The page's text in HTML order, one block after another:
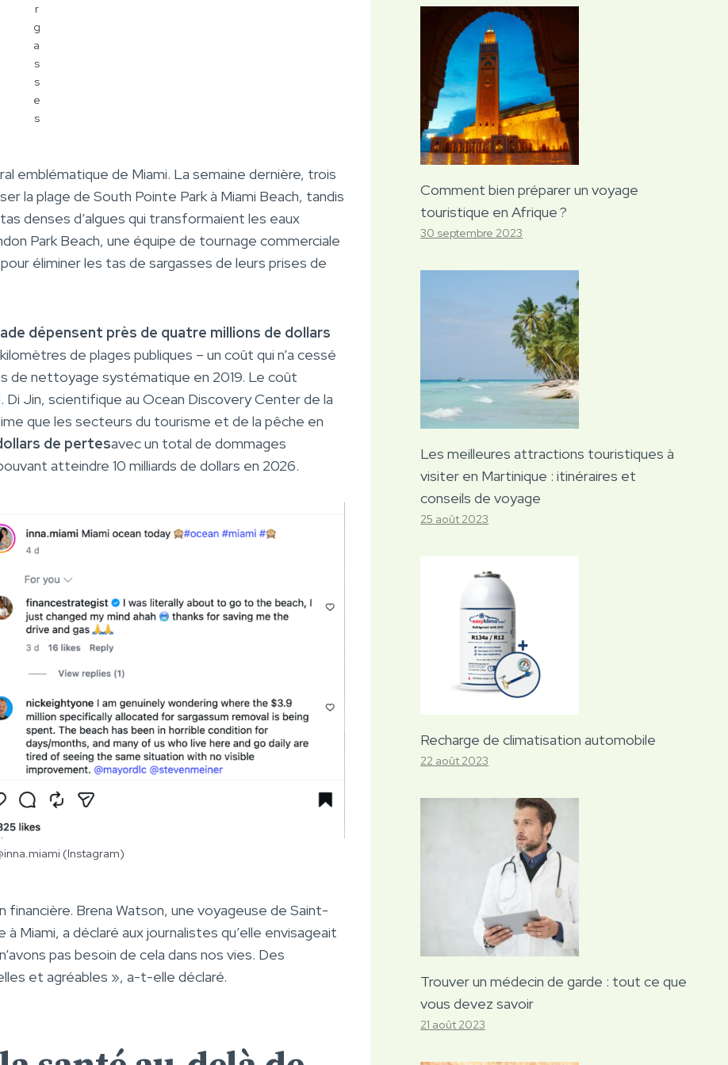
r
g
a
s
s
e
s
emblématique de Miami. La semaine dernière, trois
la plage de South Pointe Park à Miami Beach, tandis
denses d’algues qui transformaient les eaux
Park Beach, une équipe de tournage commerciale
éliminer les tas de sargasses de leurs prises de
dépensent près de quatre millions de dollars
de plages publiques – un coût qui n’a cessé
de nettoyage systématique en 2019. Le coût
Jin, scientifique au Ocean Discovery Center de la
que les secteurs du tourisme et de la pêche en
de pertesavec un total de dommages
atteindre 10 milliards de dollars en 2026.
(Instagram)
financière. Brena Watson, une voyageuse de Saint-
Miami, a déclaré aux journalistes qu’elle envisageait
pas besoin de cela dans nos vies. Des
et agréables », a-t-elle déclaré.
Comment bien préparer un voyage
touristique en Afrique ?
30 septembre 2023
Les meilleures attractions touristiques à
visiter en Martinique : itinéraires et
conseils de voyage
25 août 2023
Recharge de climatisation automobile
22 août 2023
Trouver un médecin de garde : tout ce que
vous devez savoir
21 août 2023